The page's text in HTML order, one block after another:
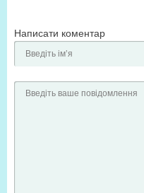
Написати коментар